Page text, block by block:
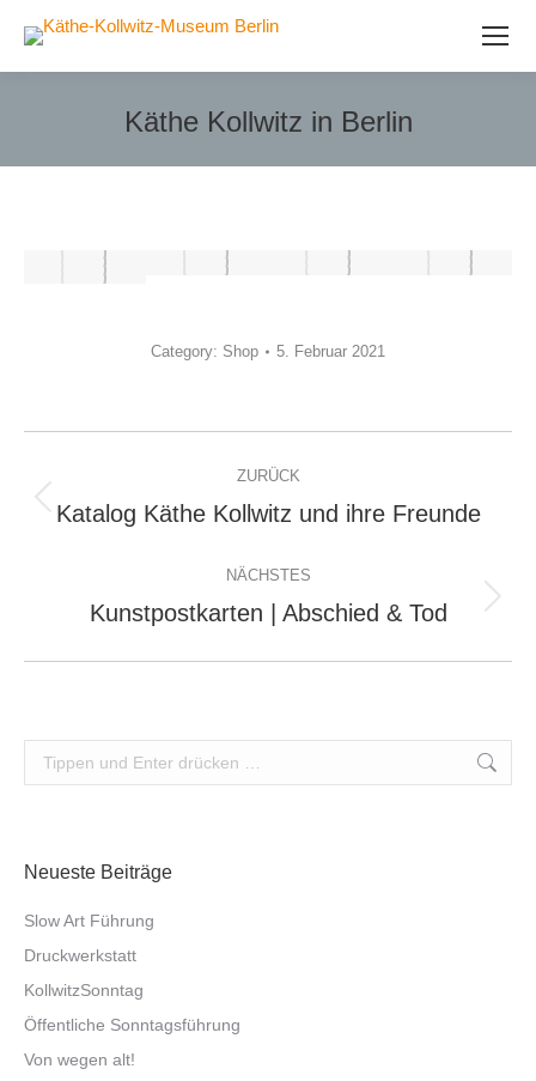
Käthe Kollwitz in Berlin
Category: Shop 5. Februar 2021
Navigation
ZURÜCK
Vorheriges
Katalog Käthe Kollwitz und ihre Freunde
NÄCHSTES
Nächstes
Kunstpostkarten | Abschied & Tod
Search:
Neueste Beiträge
Slow Art Führung
Druckwerkstatt
Kollwitz­Sonntag
Öffent­liche Sonntags­führung
Von wegen alt!